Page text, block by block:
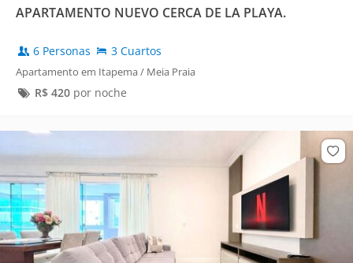
APARTAMENTO NUEVO CERCA DE LA PLAYA.
6 Personas 3 Cuartos
Apartamento em Itapema / Meia Praia
R$ 420por noche